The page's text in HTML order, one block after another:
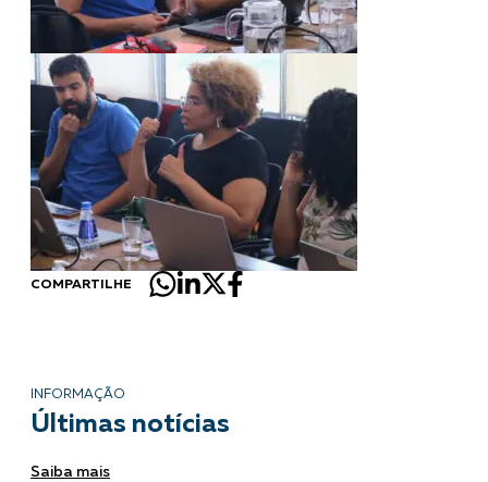
COMPARTILHE
INFORMAÇÃO
Últimas notícias
Saiba mais